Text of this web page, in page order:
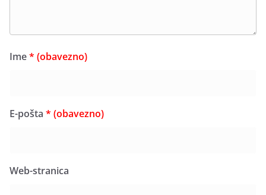
Ime* (obavezno)
E-pošta * (obavezno)
Web-stranica